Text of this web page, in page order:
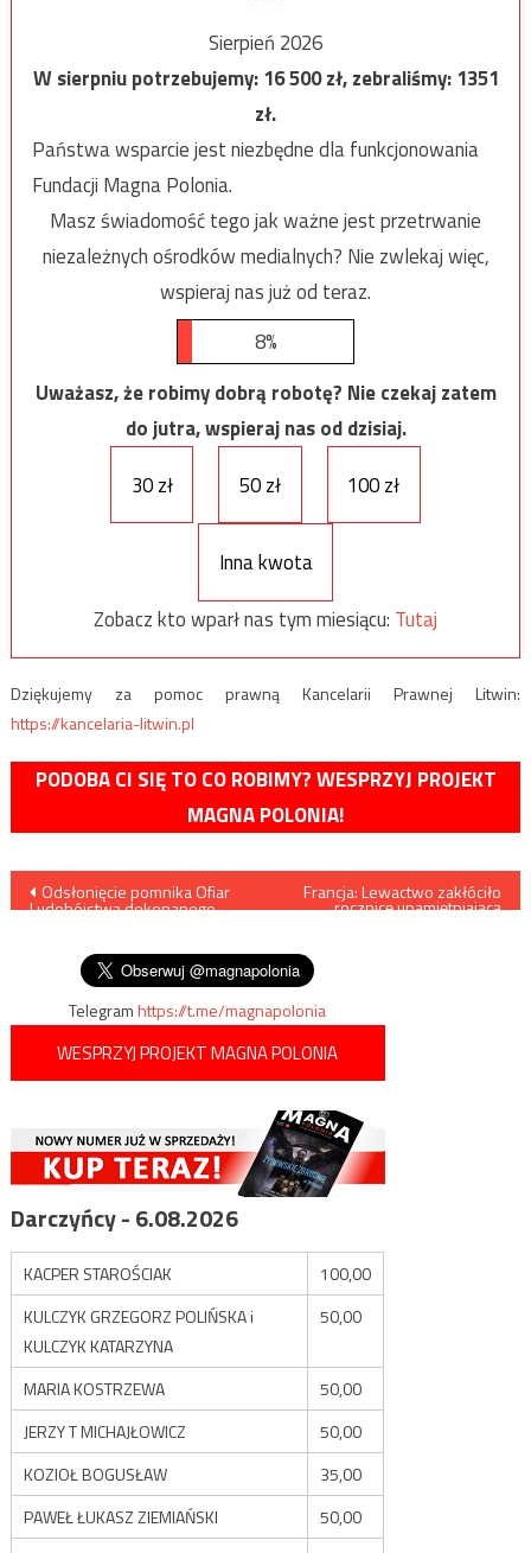
Sierpień 2026
W sierpniu potrzebujemy:16 500zł, zebraliśmy:1351
zł.
Państwa wsparcie jest niezbędne dla funkcjonowania
Fundacji Magna Polonia.
Masz świadomość tego jak ważne jest przetrwanie
niezależnych ośrodków medialnych? Nie zwlekaj więc,
wspieraj nas już od teraz.
8%
Uważasz, że robimy dobrą robotę? Nie czekaj zatem
do jutra, wspieraj nas od dzisiaj.
30 zł
50 zł 100 zł
Inna kwota
Zobacz kto wparł nas tym miesiącu: Tutaj
Dziękujemy za pomoc prawną Kancelarii Prawnej Litwin:
https://kancelaria-litwin.pl
PODOBA CI SIĘ TO CO ROBIMY? WESPRZYJ PROJEKT
MAGNA POLONIA!
Nawigacja
Odsłonięcie pomnika Ofiar
Ludobójstwa dokonanego
Francja: Lewactwo zakłóciło
rocznicę upamiętniającą
Telegramhttps://t.me/magnapolonia
WESPRZYJ PROJEKT MAGNA POLONIA
Darczyńcy - 6.08.2026
KACPER STAROŚCIAK
100,00
KULCZYK GRZEGORZ POLIŃSKA i
KULCZYK KATARZYNA
50,00
MARIA KOSTRZEWA
50,00
JERZY T MICHAJŁOWICZ
50,00
KOZIOŁ BOGUSŁAW
35,00
PAWEŁ ŁUKASZ ZIEMIAŃSKI
50,00